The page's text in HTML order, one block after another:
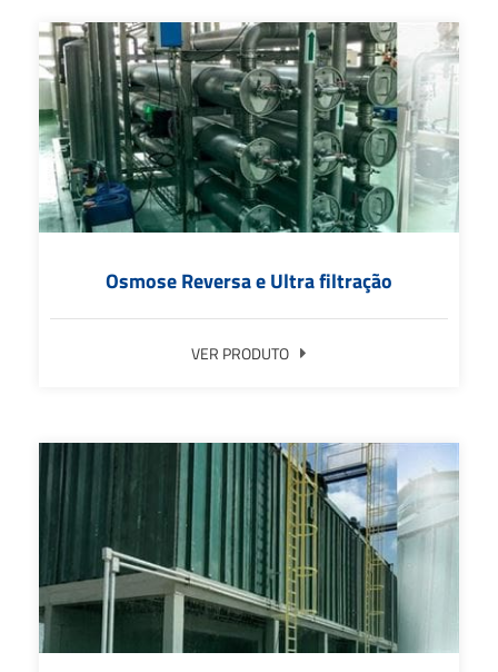
Osmose Reversa e Ultra filtração
VER PRODUTO